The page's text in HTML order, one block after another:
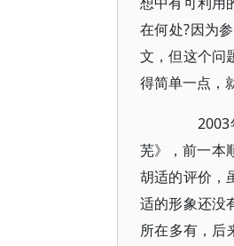
在何处?因为
文，但这个问
得简单一点，
2003年
芜》，前一本
胡适的评价，
适的形象还没
所在多有，后